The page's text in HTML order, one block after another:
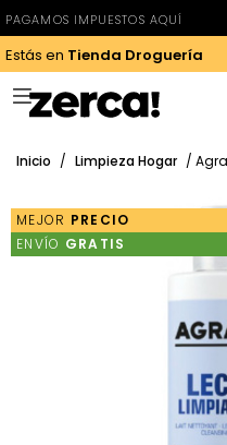
PAGAMOS IMPUESTOS AQUÍ
Estás en Tienda Droguería
Inicio / Limpieza Hogar /
MEJOR PRECIO
ENVÍO GRATIS